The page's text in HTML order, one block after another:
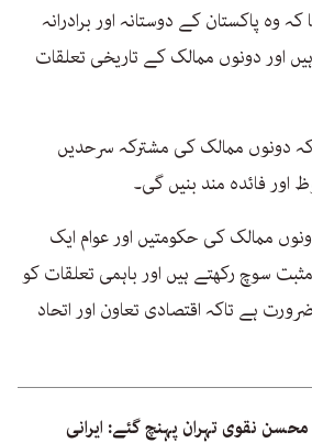
کہ وہ پاکستان کے دوستانہ اور برادرانہ
اور دونوں ممالک کے تاریخی تعلقات
دونوں ممالک کی مشترکہ سرحدیں
فائدہ مند بنیں گی۔
ممالک کی حکومتیں اور عوام ایک
سوچ رکھتے ہیں اور باہمی تعلقات کو
ہے تاکہ اقتصادی تعاون اور اتحاد
نقوی تہران پہنچ گئے: ایرانی